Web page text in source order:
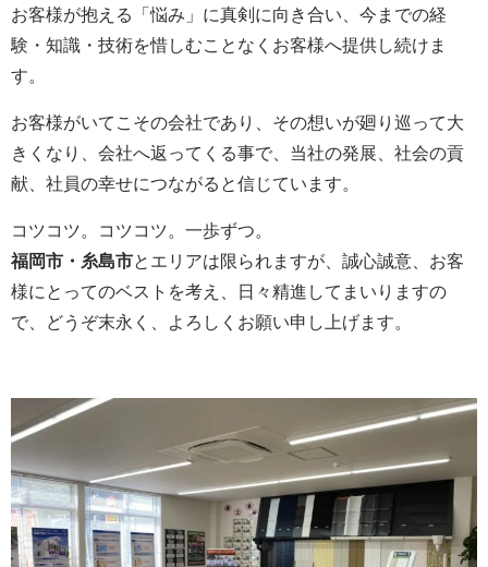
お客様が抱える「悩み」に真剣に向き合い、今までの経
験・知識・技術を惜しむことなくお客様へ提供し続けま
す。
お客様がいてこその会社であり、その想いが廻り巡って大
きくなり、会社へ返ってくる事で、当社の発展、社会の貢
献、社員の幸せにつながると信じています。
コツコツ。コツコツ。一歩ずつ。
福岡市・糸島市とエリアは限られますが、誠心誠意、お客
様にとってのベストを考え、日々精進してまいりますの
で、どうぞ末永く、よろしくお願い申し上げます。